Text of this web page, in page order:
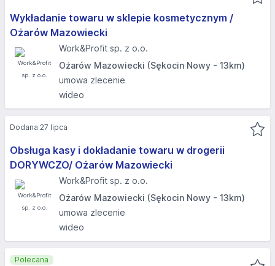
Wykładanie towaru w sklepie kosmetycznym /
Ożarów Mazowiecki
Work&Profit sp. z o.o.
Ożarów Mazowiecki (Sękocin Nowy - 13km)
umowa zlecenie
wideo
Obsługa kasy i dokładanie towaru w drogerii
DORYWCZO/ Ożarów Mazowiecki
Work&Profit sp. z o.o.
Ożarów Mazowiecki (Sękocin Nowy - 13km)
umowa zlecenie
wideo
Dodana 27 lipca
Polecana